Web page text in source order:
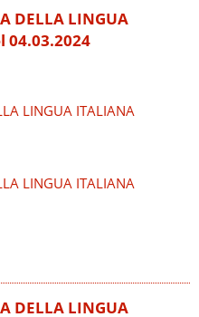
DELLA LINGUA
04.03.2024
LINGUA ITALIANA
LINGUA ITALIANA
DELLA LINGUA